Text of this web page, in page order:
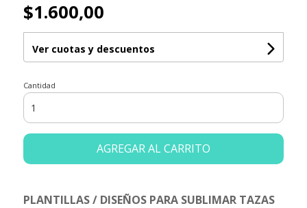
$1.600,00
Ver cuotas y descuentos
Cantidad
AGREGAR AL CARRITO
PLANTILLAS / DISEÑOS PARA SUBLIMAR TAZAS